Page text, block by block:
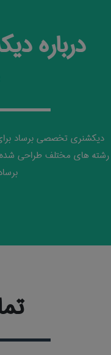
درباره
دیکشنری تخصصی برساد
رشته های مختلف طراحی